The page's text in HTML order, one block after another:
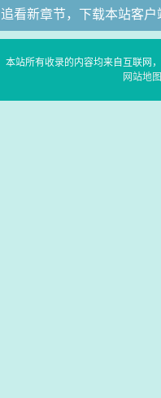
追看新章节，下载本站客户
本站所有收录的内容均来自互联网
网站地图